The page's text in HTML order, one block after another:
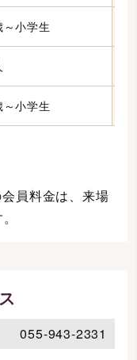
～小学生
～小学生
員料金は、来場
055-943-2331